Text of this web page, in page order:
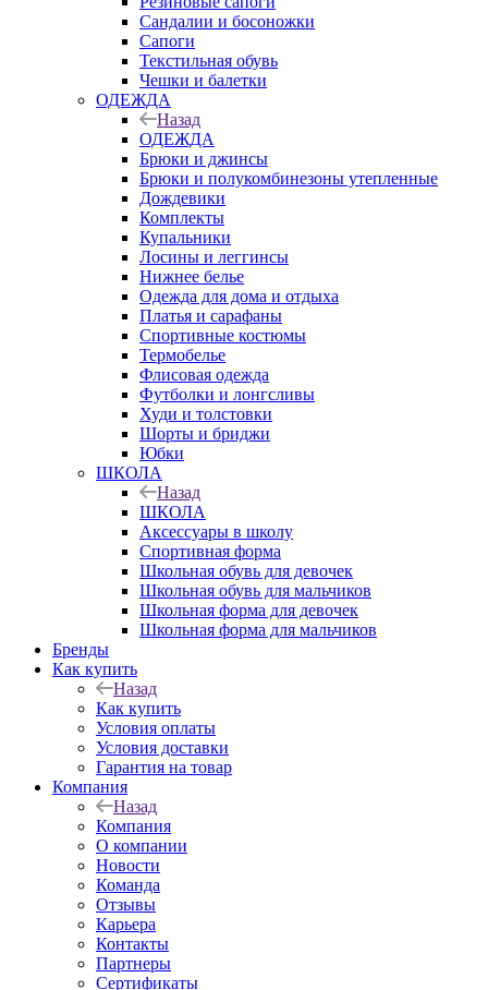
Сандалии и босоножки
Сапоги
Текстильная обувь
Чешки и балетки
ОДЕЖДА
Назад
ОДЕЖДА
Брюки и джинсы
Брюки и полукомбинезоны утепленные
Дождевики
Комплекты
Купальники
Лосины и леггинсы
Нижнее белье
Одежда для дома и отдыха
Платья и сарафаны
Спортивные костюмы
Термобелье
Флисовая одежда
Футболки и лонгсливы
Худи и толстовки
Шорты и бриджи
Юбки
ШКОЛА
Назад
ШКОЛА
Аксессуары в школу
Спортивная форма
Школьная обувь для девочек
Школьная обувь для мальчиков
Школьная форма для девочек
Школьная форма для мальчиков
Бренды
Как купить
Назад
Как купить
Условия оплаты
Условия доставки
Гарантия на товар
Компания
Назад
Компания
О компании
Новости
Команда
Отзывы
Карьера
Контакты
Партнеры
Сертификаты